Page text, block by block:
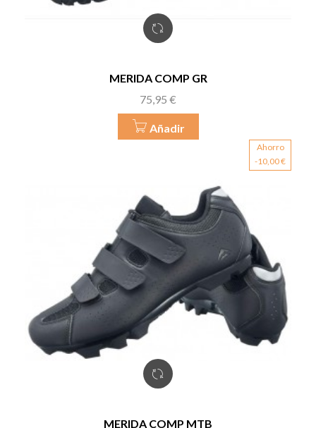
MERIDA COMP GR
Precio
75,95 €
Añadir
Ahorro
-10,00 €
MERIDA COMP MTB